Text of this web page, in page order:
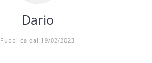
Dario
Pubblica dal 19/02/2023